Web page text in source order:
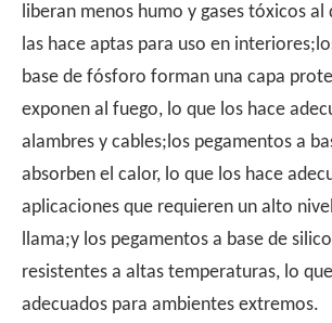
liberan menos humo y gases tóxicos al
las hace aptas para uso en
base de fósforo forman una capa
exponen al fuego, lo que los hace
alambres y cables;los pegamentos a
absorben el calor, lo que los hace
aplicaciones que requieren un alto
llama;y los pegamentos a base de
resistentes a altas temperaturas, lo
adecuados para ambientes extremos.